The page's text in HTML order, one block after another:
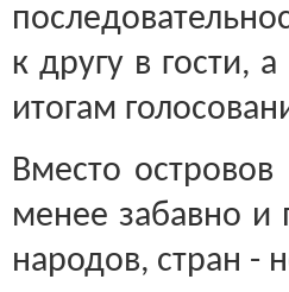
к другу в гости,
итогам
Вместо
менее забавно и
народов, стран -